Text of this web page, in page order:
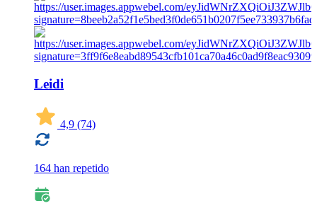
Leidi
4,9 (74)
164 han repetido